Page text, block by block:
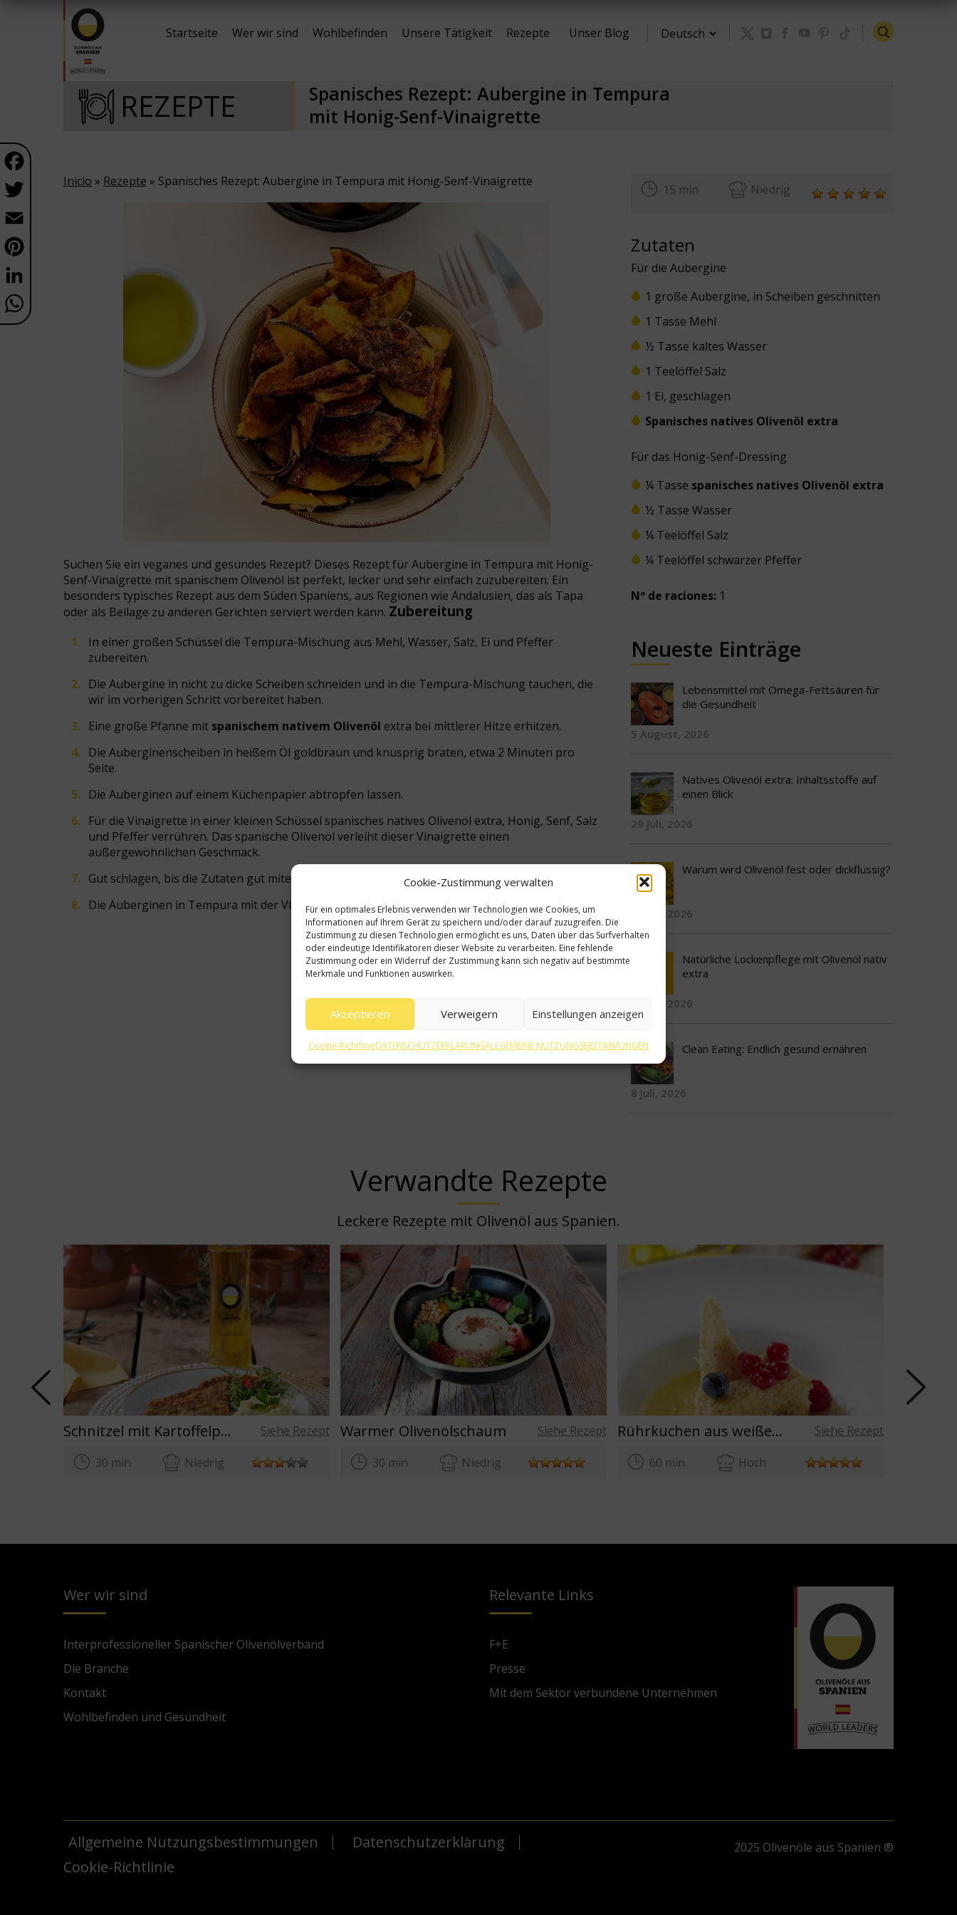
Cookie-Zustimmung verwalten
Für ein optimales Erlebnis verwenden wir Technologien wie Cookies, um
Informationen auf Ihrem Gerät zu speichern und/oder darauf zuzugreifen. Die
Zustimmung zu diesen Technologien ermöglicht es uns, Daten über das Surfverhalten
oder eindeutige Identifikatoren dieser Website zu verarbeiten. Eine fehlende
Zustimmung oder ein Widerruf der Zustimmung kann sich negativ auf bestimmte
Merkmale und Funktionen auswirken.
Akzeptieren Verweigern Einstellungen anzeigen
Cookie-RichtlinieDATENSCHUTZERKLÄRUNGALLGEMEINE NUTZUNGSBESTIMMUNGEN
Startseite Wer wir sind Wohlbefinden Unsere Tätigkeit Rezepte Unser Blog
Facebook
Twitter
WhatsApp
REZEPTE
Spanisches Rezept: Aubergine in Tempura
mit Honig-Senf-Vinaigrette
Inicio » Rezepte » Spanisches Rezept: Aubergine in Tempura mit Honig-Senf-Vinaigrette
Suchen Sie ein veganes und gesundes Rezept? Dieses Rezept für Aubergine in Tempura mit Honig-
Senf-Vinaigrette mit spanischem Olivenöl ist perfekt, lecker und sehr einfach zuzubereiten. Ein
besonders typisches Rezept aus dem Süden Spaniens, aus Regionen wie Andalusien, das als Tapa
oder als Beilage zu anderen Gerichten serviert werden kann. Zubereitung
In einer großen Schüssel die Tempura-Mischung aus Mehl, Wasser, Salz, Ei und Pfeffer
zubereiten.
Die Aubergine in nicht zu dicke Scheiben schneiden und in die Tempura-Mischung tauchen, die
wir im vorherigen Schritt vorbereitet haben.
Eine große Pfanne mit spanischem nativem Olivenöl extra bei mittlerer Hitze erhitzen.
Die Auberginenscheiben in heißem Öl goldbraun und knusprig braten, etwa 2 Minuten pro
Seite.
Die Auberginen auf einem Küchenpapier abtropfen lassen.
Für die Vinaigrette in einer kleinen Schüssel spanisches natives Olivenöl extra, Honig, Senf, Salz
und Pfeffer verrühren. Das spanische Olivenöl verleiht dieser Vinaigrette einen
außergewöhnlichen Geschmack.
Gut schlagen, bis die Zutaten gut miteinander vermischt sind.
Die Auberginen in Tempura mit der Vinaigrette servieren.
15 min Niedrig
Zutaten
Für die Aubergine
1 große Aubergine, in Scheiben geschnitten
1 Tasse Mehl
½ Tasse kaltes Wasser
1 Teelöffel Salz
1 Ei, geschlagen
Spanisches natives Olivenöl extra
Für das Honig-Senf-Dressing
¼ Tasse spanisches natives Olivenöl extra
½ Tasse Wasser
¼ Teelöffel Salz
¼ Teelöffel schwarzer Pfeffer
Nº de raciones: 1
Neueste Einträge
Lebensmittel mit Omega-Fettsäuren für
die Gesundheit
5 August, 2026
Natives Olivenöl extra: Inhaltsstoffe auf
einen Blick
29 Juli, 2026
Warum wird Olivenöl fest oder dickflüssig?
23 Juli, 2026
Natürliche Lockenpflege mit Olivenöl nativ
extra
15 Juli, 2026
Clean Eating: Endlich gesund ernähren
8 Juli, 2026
Verwandte Rezepte
Leckere Rezepte mit Olivenöl aus Spanien.
Schnitzel mit Kartoffelpüree Siehe Rezept
30 min Niedrig
Warmer Olivenölschaum Siehe Rezept
30 min Niedrig
Rührkuchen aus weißer Schokolade mit Ananassuppe und leicht angebratenen Beeren Siehe Rezept
60 min Hoch
Wer wir sind
Interprofessioneller Spanischer Olivenölverband
Die Branche
Kontakt
Wohlbefinden und Gesundheit
Relevante Links
F+E
Presse
Mit dem Sektor verbundene Unternehmen
Allgemeine Nutzungsbestimmungen
Datenschutzerklärung
Cookie-Richtlinie
2025 Olivenöle aus Spanien ®